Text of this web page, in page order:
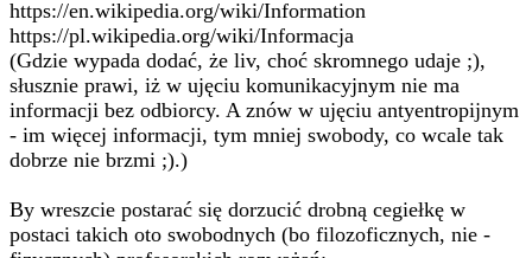
https://en.wikipedia.org/wiki/Information
https://pl.wikipedia.org/wiki/Informacja
(Gdzie wypada dodać, że liv, choć skromnego udaje ;),
słusznie prawi, iż w ujęciu komunikacyjnym nie ma
informacji bez odbiorcy. A znów w ujęciu antyentropijnym
- im więcej informacji, tym mniej swobody, co wcale tak
dobrze nie brzmi ;).)
By wreszcie postarać się dorzucić drobną cegiełkę w
postaci takich oto swobodnych (bo filozoficznych, nie -